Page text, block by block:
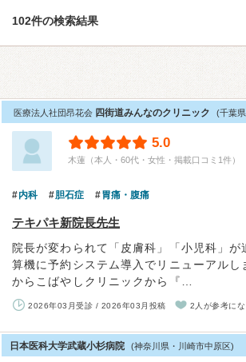
102件の検索結果
医療法人社団昂花会 四街道みんなのクリニック (千葉
5.0
木蓮（本人・60代・女性・掲載口コミ1件）
内科 胆石症 胃痛・腹痛
テキパキ新院長先生
院長が変わられて「皮膚科」「小児科」が
算機に予約システム導入でリニューアルし
からこばやしクリニックから『…
2026年03月受診 / 2026年03月投稿 2人が参考にな
日本医科大学武蔵小杉病院 (神奈川県・川崎市中原区)